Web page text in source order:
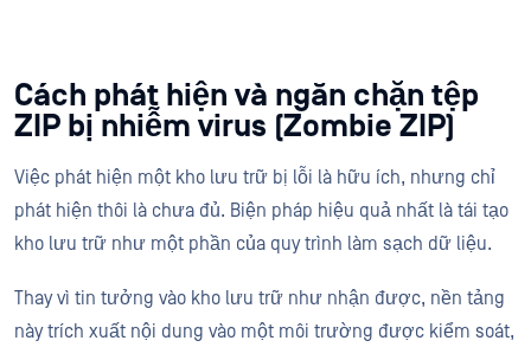
Cách phát hiện và ngăn chặn tệp
ZIP bị nhiễm virus (Zombie ZIP)
Việc phát hiện một kho lưu trữ bị lỗi là hữu ích, nhưng chỉ
phát hiện thôi là chưa đủ. Biện pháp hiệu quả nhất là tái tạo
kho lưu trữ như một phần của quy trình làm sạch dữ liệu.
Thay vì tin tưởng vào kho lưu trữ như nhận được, nền tảng
này trích xuất nội dung vào một môi trường được kiểm soát,